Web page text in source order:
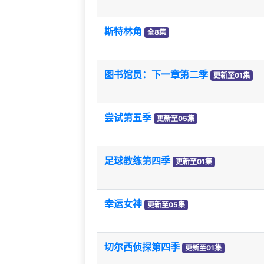
斯特林角 全8集
图书馆员：下一章第二季 更新至01集
尝试第五季 更新至05集
足球教练第四季 更新至01集
幸运女神 更新至05集
切尔西侦探第四季 更新至01集